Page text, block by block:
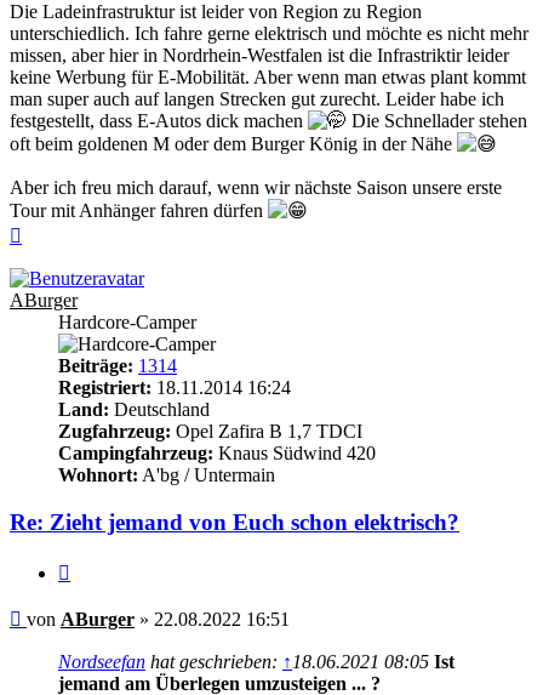
Die Ladeinfrastruktur ist leider von Region zu Region
unterschiedlich. Ich fahre gerne elektrisch und möchte es nicht mehr
missen, aber hier in Nordrhein-Westfalen ist die Infrastriktir leider
keine Werbung für E-Mobilität. Aber wenn man etwas plant kommt
man super auch auf langen Strecken gut zurecht. Leider habe ich
festgestellt, dass E-Autos dick machen
Die Schnellader stehen
oft beim goldenen M oder dem Burger König in der Nähe
Aber ich freu mich darauf, wenn wir nächste Saison unsere erste
Tour mit Anhänger fahren dürfen
ABurger
Hardcore-Camper
Beiträge: 1314
Registriert: 18.11.2014 16:24
Land: Deutschland
Zugfahrzeug: Opel Zafira B 1,7 TDCI
Campingfahrzeug: Knaus Südwind 420
Wohnort: A'bg / Untermain
Re: Zieht jemand von Euch schon elektrisch?
Beitrag
von ABurger » 22.08.2022 16:51
Nordseefan hat geschrieben: ↑ 18.06.2021 08:05 Ist
jemand am Überlegen umzusteigen ... ?